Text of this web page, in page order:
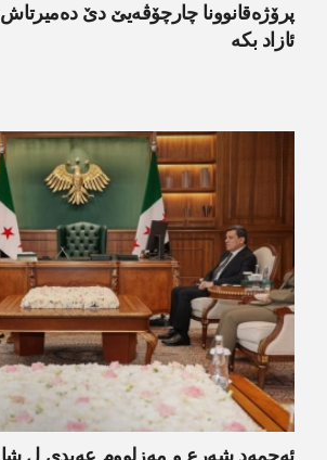
پرۆژەقانوونا چارچۆڤەیێ دێ
ئازاد بکە